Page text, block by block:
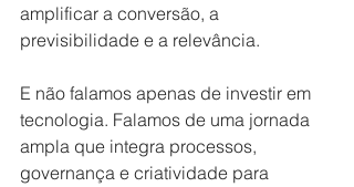
amplificar a conversão, a
previsibilidade e a relevância.
E não falamos apenas de investir em
tecnologia. Falamos de uma jornada
ampla que integra processos,
governança e criatividade para